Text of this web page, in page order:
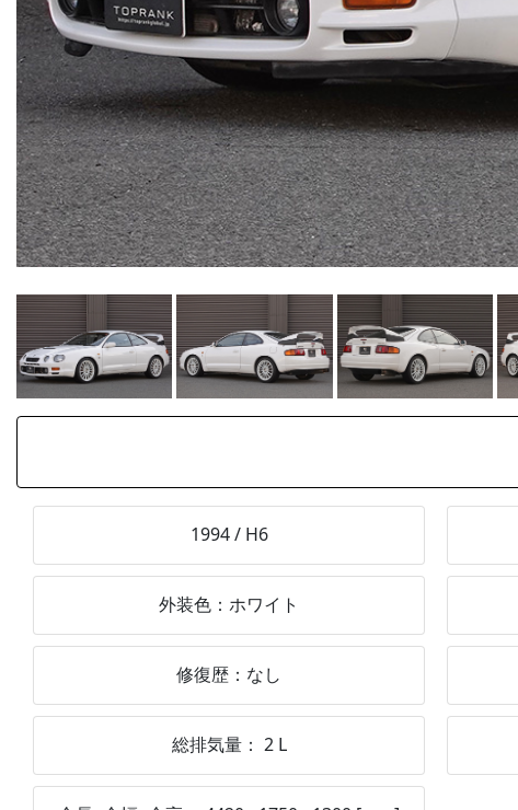
1994/ H6
外装色：ホワイト
修復歴： なし
総排気量： 2 L